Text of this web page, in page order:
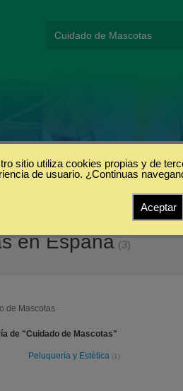
en España (3)
de Mascotas
de "Cuidado de Mascotas"
Peluquería y Estética (1)
sitio utiliza cookies propias y de
de usuario. ¿Continuas
Aceptar